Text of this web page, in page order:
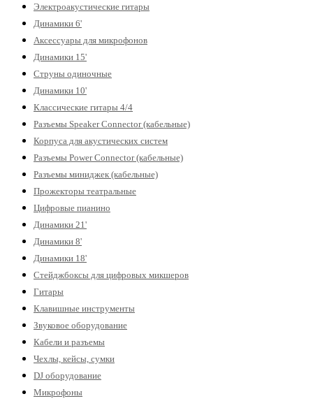
Электроакустические гитары
Динамики 6'
Аксессуары для микрофонов
Динамики 15'
Струны одиночные
Динамики 10'
Классические гитары 4/4
Разъемы Speaker Connector (кабельные)
Корпуса для акустических систем
Разъемы Power Connector (кабельные)
Разъемы миниджек (кабельные)
Прожекторы театральные
Цифровые пианино
Динамики 21'
Динамики 8'
Динамики 18'
Стейджбоксы для цифровых микшеров
Гитары
Клавишные инструменты
Звуковое оборудование
Кабели и разъемы
Чехлы, кейсы, сумки
DJ оборудование
Микрофоны